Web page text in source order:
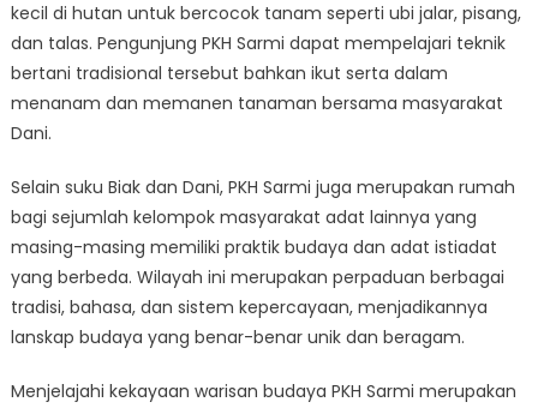
kecil di hutan untuk bercocok tanam seperti ubi jalar, pisang,
dan talas. Pengunjung PKH Sarmi dapat mempelajari teknik
bertani tradisional tersebut bahkan ikut serta dalam
menanam dan memanen tanaman bersama masyarakat
Dani.
Selain suku Biak dan Dani, PKH Sarmi juga merupakan rumah
bagi sejumlah kelompok masyarakat adat lainnya yang
masing-masing memiliki praktik budaya dan adat istiadat
yang berbeda. Wilayah ini merupakan perpaduan berbagai
tradisi, bahasa, dan sistem kepercayaan, menjadikannya
lanskap budaya yang benar-benar unik dan beragam.
Menjelajahi kekayaan warisan budaya PKH Sarmi merupakan